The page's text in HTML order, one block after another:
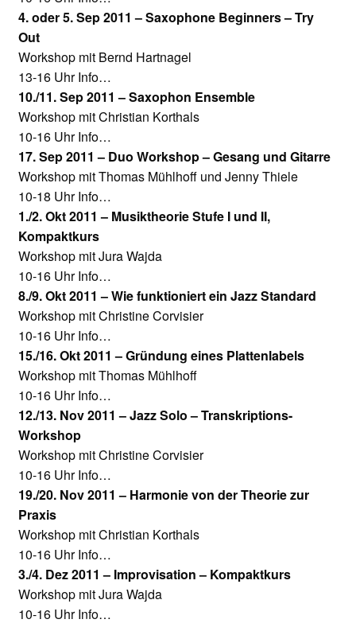
4. oder 5. Sep 2011 – Saxophone Beginners – Try
Out
Workshop mit Bernd Hartnagel
13-16 Uhr Info…
10./11. Sep 2011 – Saxophon Ensemble
Workshop mit Christian Korthals
10-16 Uhr Info…
17. Sep 2011 – Duo Workshop – Gesang und Gitarre
Workshop mit Thomas Mühlhoff und Jenny Thiele
10-18 Uhr Info…
1./2. Okt 2011 – Musiktheorie Stufe I und II,
Kompaktkurs
Workshop mit Jura Wajda
10-16 Uhr Info…
8./9. Okt 2011 – Wie funktioniert ein Jazz Standard
Workshop mit Christine Corvisier
10-16 Uhr Info…
15./16. Okt 2011 – Gründung eines Plattenlabels
Workshop mit Thomas Mühlhoff
10-16 Uhr Info…
12./13. Nov 2011 – Jazz Solo – Transkriptions-
Workshop
Workshop mit Christine Corvisier
10-16 Uhr Info…
19./20. Nov 2011 – Harmonie von der Theorie zur
Praxis
Workshop mit Christian Korthals
10-16 Uhr Info…
3./4. Dez 2011 – Improvisation – Kompaktkurs
Workshop mit Jura Wajda
10-16 Uhr Info…